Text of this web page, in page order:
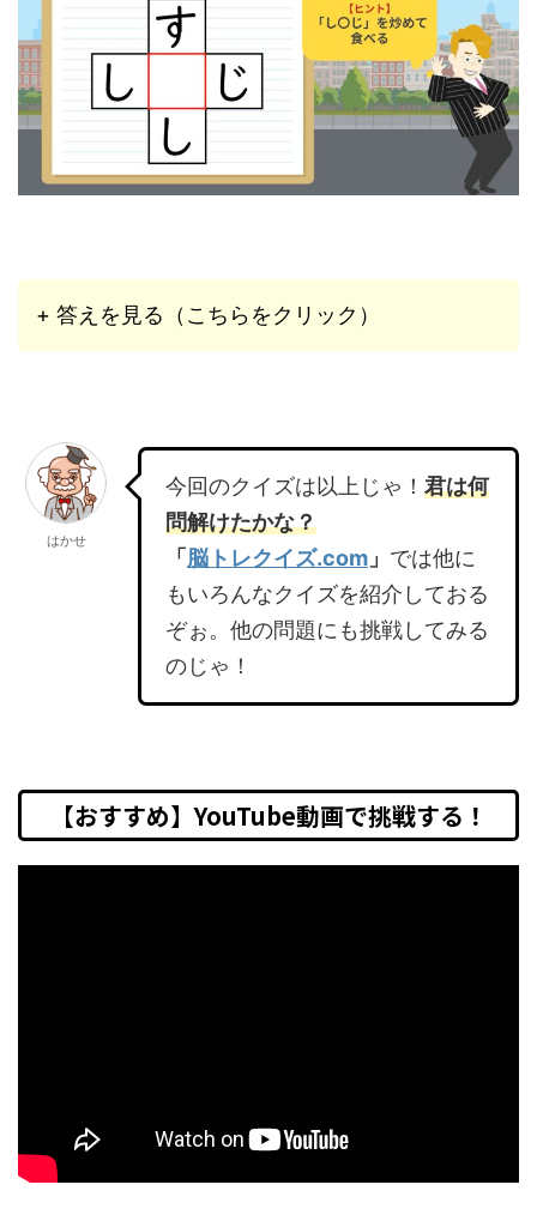
+ 答えを見る（こちらをクリック）
はかせ
今回のクイズは以上じゃ！ 君は何
問解けたかな？
「脳トレクイズ.com 」 では他に
もいろんなクイズを紹介しておる
ぞぉ。他の問題にも挑戦してみる
のじゃ！
【おすすめ】YouTube動画で挑戦する！